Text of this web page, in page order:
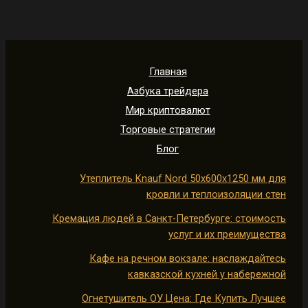
Главная
Азбука трейдера
Мир криптовалют
Торговые стратегии
Блог
Утеплитель Knauf Nord 50х600х1250 мм для
кровли и теплоизоляции стен
Кремация людей в Санкт-Петербурге: стоимость
услуг и их преимущества
Кафе на речном вокзале: наслаждайтесь
кавказской кухней у набережной
Огнетушитель ОУ Цена: Где Купить Лучшее